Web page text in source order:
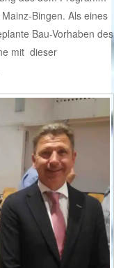
Bingen. Als eines
Bau-Vorhaben des
mit dieser